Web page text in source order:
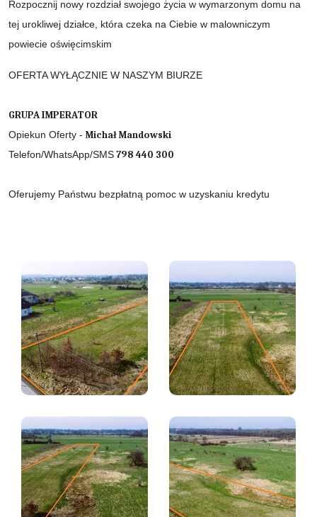
Rozpocznij nowy rozdział swojego życia w wymarzonym domu na
tej urokliwej działce, która czeka na Ciebie w malowniczym
powiecie oświęcimskim
OFERTA WYŁĄCZNIE W NASZYM BIURZE
GRUPA IMPERATOR
Opiekun Oferty - Michał Mandowski
Telefon/WhatsApp/SMS798 440 300
Oferujemy Państwu bezpłatną pomoc w uzyskaniu kredytu